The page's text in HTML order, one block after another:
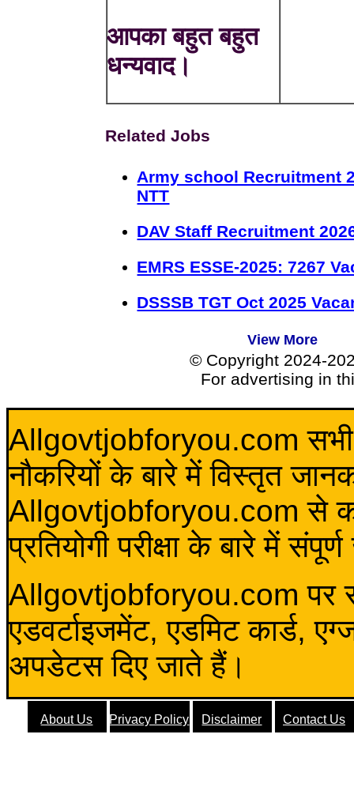
आपका बहुत बहुत
धन्यवाद।
Related Jobs
Army school Recruitment
NTT
DAV Staff Recruitment
EMRS ESSE-2025: 7267
DSSSB TGT Oct 2025
View More
© Copyright 2024-
For advertising in
Allgovtjobforyou.com सभी
नौकरियों के बारे में विस्तृत
Allgovtjobforyou.com से कोई
प्रतियोगी परीक्षा के बारे में
Allgovtjobforyou.com पर
एडवर्टाइजमेंट, एडमिट कार्ड,
अपडेटस दिए जाते हैं।
About Us Privacy Policy Disclaimer Contact Us